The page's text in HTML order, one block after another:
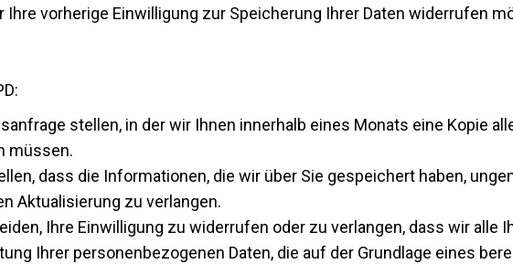
vorherige Einwilligung zur Speicherung Ihrer Daten widerrufen
stellen, in der wir Ihnen innerhalb eines Monats eine Kopie
müssen.
dass die Informationen, die wir über Sie gespeichert haben,
Aktualisierung zu verlangen.
Ihre Einwilligung zu widerrufen oder zu verlangen, dass wir alle
Ihrer personenbezogenen Daten, die auf der Grundlage eines